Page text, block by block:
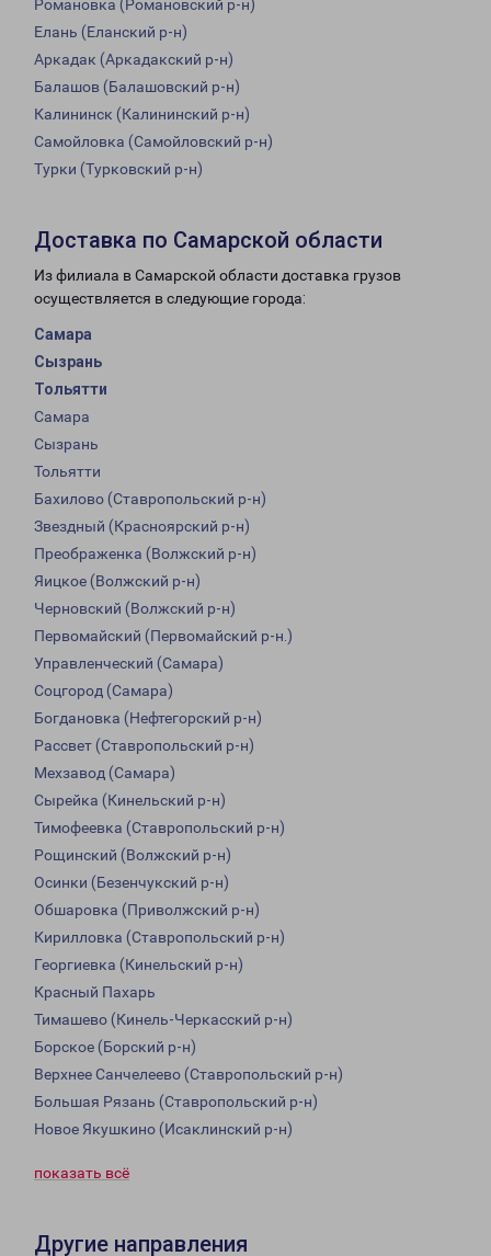
Романовка (Романовский р-н)
Елань (Еланский р-н)
Аркадак (Аркадакский р-н)
Балашов (Балашовский р-н)
Калининск (Калининский р-н)
Самойловка (Самойловский р-н)
Турки (Турковский р-н)
Доставка по Самарской области
Из филиала в Самарской области доставка грузов
осуществляется в следующие города:
Самара
Сызрань
Тольятти
Самара
Сызрань
Тольятти
Бахилово (Ставропольский р-н)
Звездный (Красноярский р-н)
Преображенка (Волжский р-н)
Яицкое (Волжский р-н)
Черновский (Волжский р-н)
Первомайский (Первомайский р-н.)
Управленческий (Самара)
Соцгород (Самара)
Богдановка (Нефтегорский р-н)
Рассвет (Ставропольский р-н)
Мехзавод (Самара)
Сырейка (Кинельский р-н)
Тимофеевка (Ставропольский р-н)
Рощинский (Волжский р-н)
Осинки (Безенчукский р-н)
Обшаровка (Приволжский р-н)
Кирилловка (Ставропольский р-н)
Георгиевка (Кинельский р-н)
Красный Пахарь
Тимашево (Кинель-Черкасский р-н)
Борское (Борский р-н)
Верхнее Санчелеево (Ставропольский р-н)
Большая Рязань (Ставропольский р-н)
Новое Якушкино (Исаклинский р-н)
показать всё
Другие направления